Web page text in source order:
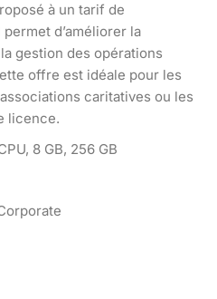
à un tarif de
permet d’améliorer la
gestion des opérations
offre est idéale pour les
caritatives ou les
licence.
8 GB, 256 GB